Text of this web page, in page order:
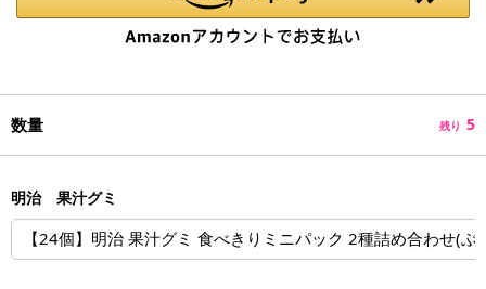
数量 残り 5
明治 果汁グミ
【24個】明治 果汁グミ 食べきりミニパック 2種詰め合わせ(ぶ